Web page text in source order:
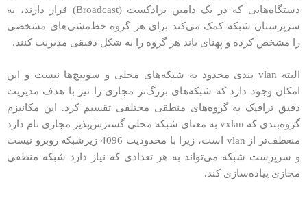
دستگاه‌هایی که در یک دامین برادکست (Broadcast) قرار دارند، به
سرپرستان شبکه کمک می‌کند برای هر گروه خط‌مشی‌های مشخصی
را مشخص کرده و پهنای باند هر گروه را به شکل دقیقی مدیریت کنند.
البته vlan بندی محدود به شبکه‌های محلی و سوییچ‌ها نیست و این
امکان وجود دارد که شبکه‌های بزرگ‌تر مجازی را نیز با هدف مدیریت
دقیق ترافیک به گروه‌های منطقی مختلفی تقسیم کرد. این مکانیزم
گروه‌بندی که vxlan به معنای شبکه محلی گسترش‌پذیر مجازی نام دارد
منعطف‌تر از vlan است، زیرا با محدودیت 4096 زیرشبکه روبرو نیست
و سرپرست شبکه می‌تواند به هر تعدادی که نیاز دارد شبکه منطقی
مجازی پیاده‌سازی کند.